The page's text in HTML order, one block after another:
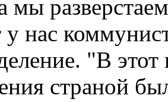
мы
нас
"В
страной